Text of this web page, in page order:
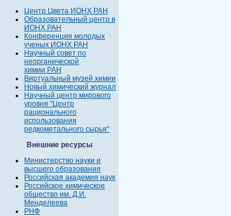
Центр Цвета ИОНХ РАН
Образовательный центр в
ИОНХ РАН
Конференция молодых
ученых ИОНХ РАН
Научный совет по
неорганической
химии РАН
Виртуальный музей химии
Новый химический журнал
Научный центр мирового
уровня "Центр
рационального
использования
редкометального сырья"
Внешние ресурсы
Министерство науки и
высшего образования
Российская академия наук
Российское химическое
общество им. Д.И.
Менделеева
РНФ